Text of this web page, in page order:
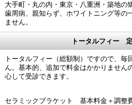
大手町・丸の内・東京・八重洲・築地の
歯周病、親知らず、ホワイトニング等の
ません。
トータルフィー
トータルフィー（総額制）ですので、毎
ん。基本的、追加で料金はかかりません
心して受診できます。
セラミックブラケット 基本料金＋調